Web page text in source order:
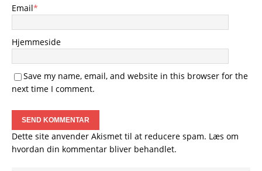
Email*
Hjemmeside
Save my name, email, and website in this browser for the
next time I comment.
Dette site anvender Akismet til at reducere spam. Læs om
hvordan din kommentar bliver behandlet.